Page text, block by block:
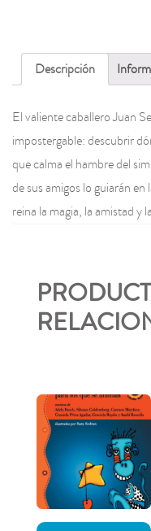
Descripción
El valiente caballero Juan
impostergable: descubrir
que calma el hambre del
de sus amigos lo guiarán
reina la magia, la amistad y